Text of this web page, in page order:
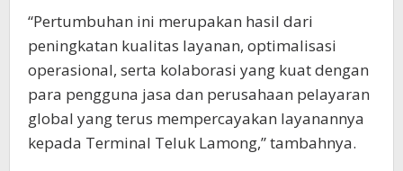
“Pertumbuhan ini merupakan hasil dari
peningkatan kualitas layanan, optimalisasi
operasional, serta kolaborasi yang kuat dengan
para pengguna jasa dan perusahaan pelayaran
global yang terus mempercayakan layanannya
kepada Terminal Teluk Lamong,” tambahnya.